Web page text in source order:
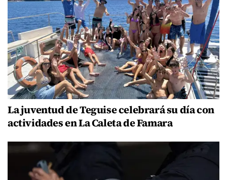
La juventud de Teguise celebrará su día con
actividades en La Caleta de Famara